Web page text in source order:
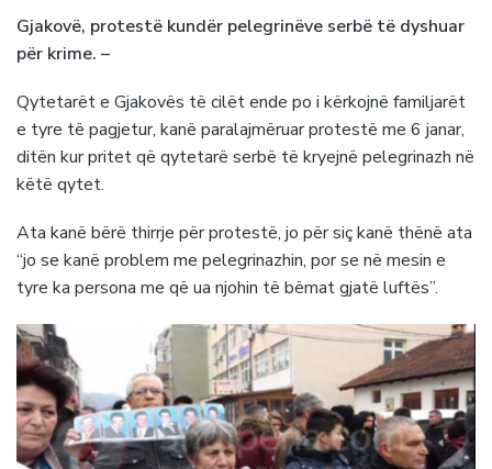
Gjakovë, protestë kundër pelegrinëve serbë të dyshuar
për krime. –
Qytetarët e Gjakovës të cilët ende po i kërkojnë familjarët
e tyre të pagjetur, kanë paralajmëruar protestë me 6 janar,
ditën kur pritet që qytetarë serbë të kryejnë pelegrinazh në
këtë qytet.
Ata kanë bërë thirrje për protestë, jo për siç kanë thënë ata
“jo se kanë problem me pelegrinazhin, por se në mesin e
tyre ka persona me që ua njohin të bëmat gjatë luftës”.